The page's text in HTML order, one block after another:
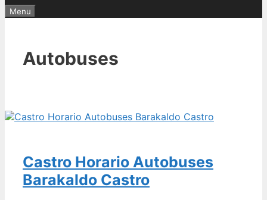
Menu
Autobuses
Castro Horario Autobuses
Barakaldo Castro